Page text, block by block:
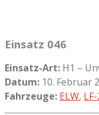
Einsatz 046
Einsatz-Art: H1 –
Datum: 10. Februar
Fahrzeuge: ELW,